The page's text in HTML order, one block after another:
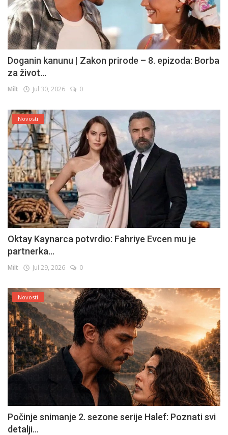
Doganin kanunu | Zakon prirode – 8. epizoda: Borba
za život...
Milt Jul 30, 2026 0
Novosti
Oktay Kaynarca potvrdio: Fahriye Evcen mu je
partnerka...
Milt Jul 29, 2026 0
Novosti
Počinje snimanje 2. sezone serije Halef: Poznati svi
detalji...